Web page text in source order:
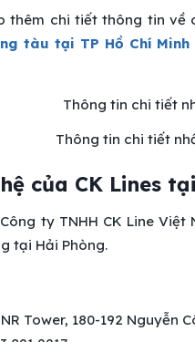
thêm chi tiết thông tin về
tàu tại TP Hồ Chí Minh
Thông tin chi tiết
của CK Lines
ty TNHH CK Line
tại Hải Phòng.
Tower, 180-192 Nguyễn